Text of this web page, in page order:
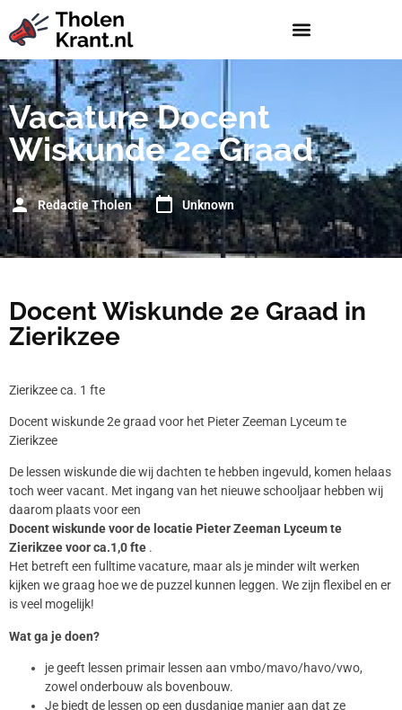
Vacature Docent
Wiskunde 2e Graad
Redactie Tholen Unknown
Docent Wiskunde 2e Graad in
Zierikzee
Zierikzee ca. 1 fte
Docent wiskunde 2e graad voor het Pieter Zeeman Lyceum te
Zierikzee
De lessen wiskunde die wij dachten te hebben ingevuld, komen helaas
toch weer vacant. Met ingang van het nieuwe schooljaar hebben wij
daarom plaats voor een
Docent wiskunde voor de locatie Pieter Zeeman Lyceum te
Zierikzee voor ca.1,0 fte .
Het betreft een fulltime vacature, maar als je minder wilt werken
kijken we graag hoe we de puzzel kunnen leggen. We zijn flexibel en er
is veel mogelijk!
Wat ga je doen?
je geeft lessen primair lessen aan vmbo/mavo/havo/vwo,
zowel onderbouw als bovenbouw.
Je biedt de lessen op een dusdanige manier aan dat ze